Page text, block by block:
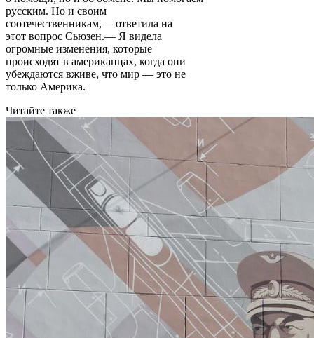
русским. Но и своим
соотечественникам,— ответила на
этот вопрос Сьюзен.— Я видела
огромные изменения, которые
происходят в американцах, когда они
убеждаются вживе, что мир — это не
только Америка.
Читайте также